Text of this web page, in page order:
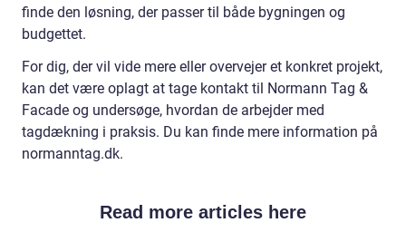
finde den løsning, der passer til både bygningen og
budgettet.
For dig, der vil vide mere eller overvejer et konkret projekt,
kan det være oplagt at tage kontakt til Normann Tag &
Facade og undersøge, hvordan de arbejder med
tagdækning i praksis. Du kan finde mere information på
normanntag.dk.
Read more articles here